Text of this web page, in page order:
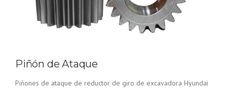
Piñón de Ataque
Piñones de ataque de reductor de giro de excavadora Hyundai